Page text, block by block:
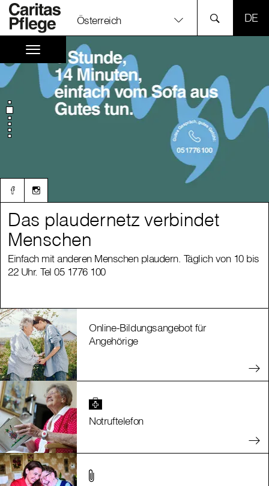
Österreich
Das plaudernetz verbindet
Menschen
Einfach mit anderen Menschen plaudern. Täglich von 10 bis
22 Uhr. Tel 05 1776 100
Das plaudernetz verbindet
Menschen
Einfach mit anderen Menschen plaudern. Täglich von 10 bis
22 Uhr. Tel 05 1776 100
Online-Bildungsangebot für
Angehörige
Notruftelefon